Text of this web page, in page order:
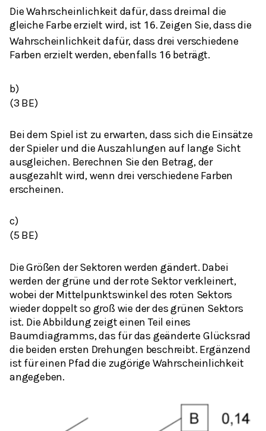
Die Wahrscheinlichkeit dafür, dass dreimal die
gleiche Farbe erzielt wird, ist 1 6. Zeigen Sie, dass die
Wahrscheinlichkeit dafür, dass drei verschiedene
Farben erzielt werden, ebenfalls 1 6 beträgt.
b)
(3 BE)
Bei dem Spiel ist zu erwarten, dass sich die Einsätze
der Spieler und die Auszahlungen auf lange Sicht
ausgleichen. Berechnen Sie den Betrag, der
ausgezahlt wird, wenn drei verschiedene Farben
erscheinen.
c)
(5 BE)
Die Größen der Sektoren werden gändert. Dabei
werden der grüne und der rote Sektor verkleinert,
wobei der Mittelpunktswinkel des roten Sektors
wieder doppelt so groß wie der des grünen Sektors
ist. Die Abbildung zeigt einen Teil eines
Baumdiagramms, das für das geänderte Glücksrad
die beiden ersten Drehungen beschreibt. Ergänzend
ist für einen Pfad die zugörige Wahrscheinlichkeit
angegeben.